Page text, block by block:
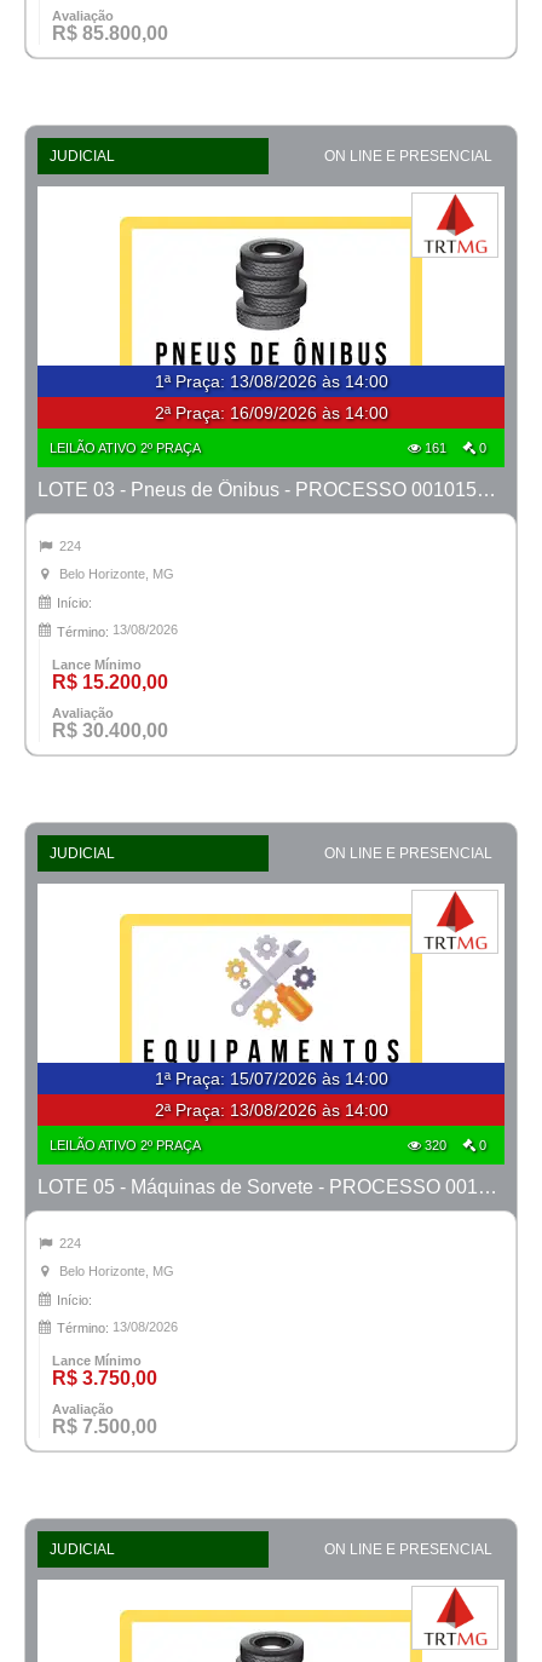
Avaliação
R$ 85.800,00
JUDICIAL ON LINE E PRESENCIAL
1ª Praça: 13/08/2026 às 14:00
2ª Praça: 16/09/2026 às 14:00
LEILÃO ATIVO 2º PRAÇA 161 0
LOTE 03 - Pneus de Ônibus - PROCESSO 0010150-69.2026-18ª BH
224
Belo Horizonte, MG
Início:
Término: 13/08/2026
Lance Mínimo
R$ 15.200,00
Avaliação
R$ 30.400,00
JUDICIAL ON LINE E PRESENCIAL
1ª Praça: 15/07/2026 às 14:00
2ª Praça: 13/08/2026 às 14:00
LEILÃO ATIVO 2º PRAÇA 320 0
LOTE 05 - Máquinas de Sorvete - PROCESSO 0010452-49.2022-15ª BH
224
Belo Horizonte, MG
Início:
Término: 13/08/2026
Lance Mínimo
R$ 3.750,00
Avaliação
R$ 7.500,00
JUDICIAL ON LINE E PRESENCIAL